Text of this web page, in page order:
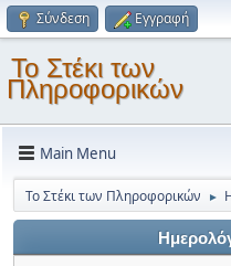
Σύνδεση Εγγραφή
Το Στέκι των
Πληροφορικών
Main Menu
Το Στέκι των Πληροφορικών ►